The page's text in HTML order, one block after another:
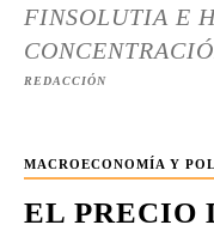
FINSOLUTIA E
REDACCIÓN
MACROECONOMÍA Y
EL PRECIO